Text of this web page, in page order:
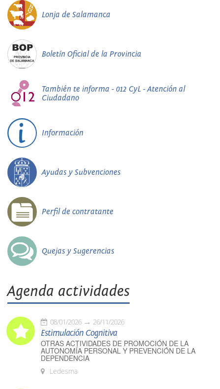
Lonja de Salamanca
Boletín Oficial de la Provincia
También te informa - 012 CyL - Atención al
Ciudadano
Información
Ayudas y Subvenciones
Perfil de contratante
Quejas y Sugerencias
Agenda actividades
08/01/2026 26/11/2026
Estimulación Cognitiva
OTRAS ACTIVIDADES DE PROMOCIÓN DE LA
AUTONOMÍA PERSONAL Y PREVENCIÓN DE LA
DEPENDENCIA
Ledesma